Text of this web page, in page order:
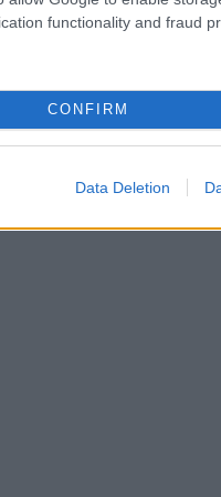
functionality and fraud
CONFIRM
Data Deletion